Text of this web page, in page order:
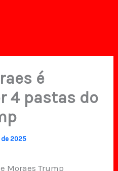
é
4 pastas do
de 2025